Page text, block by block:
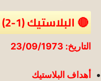
🔴 البلاستيك (1-2) الاتحاد
التاريخ: 23/09/1973
أهداف البلاستيك